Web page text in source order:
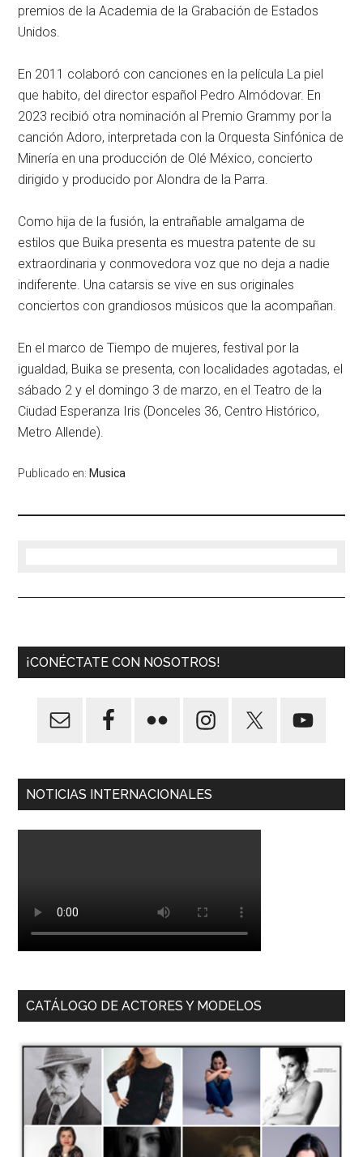
premios de la Academia de la Grabación de Estados
Unidos.
En 2011 colaboró con canciones en la película La piel
que habito, del director español Pedro Almódovar. En
2023 recibió otra nominación al Premio Grammy por la
canciónAdoro, interpretada con la Orquesta Sinfónica de
Minería en una producción de Olé México, concierto
dirigido y producido por Alondra de la Parra.
Como hija de la fusión, la entrañable amalgama de
estilos que Buika presenta es muestra patente de su
extraordinaria y conmovedora voz que no deja a nadie
indiferente. Una catarsis se vive en sus originales
conciertos con grandiosos músicos que la acompañan.
En el marco de Tiempo de mujeres, festival por la
igualdad, Buikase presenta, con localidades agotadas, el
sábado 2 y el domingo 3 de marzo, en elTeatro de la
Ciudad Esperanza Iris (Donceles 36, Centro Histórico,
Metro Allende).
Publicado en: Musica
¡CONÉCTATE CON NOSOTROS!
NOTICIAS INTERNACIONALES
CATÁLOGO DE ACTORES Y MODELOS